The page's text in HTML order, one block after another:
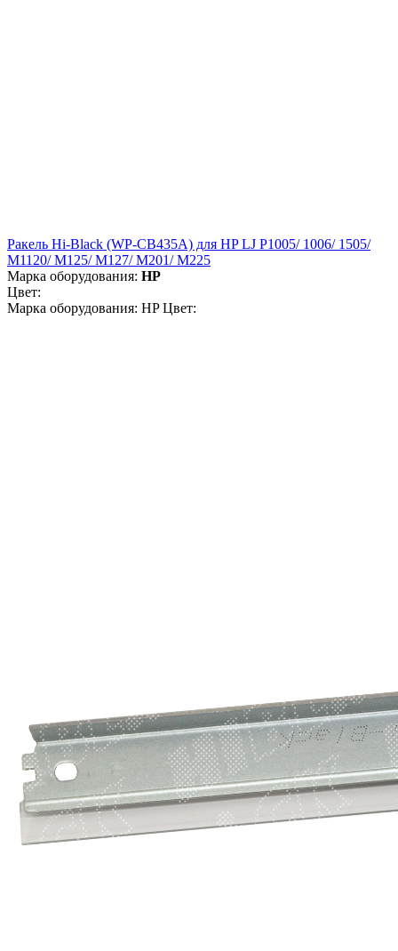
Ракель Hi-Black (WP-CB435A) для HP LJ P1005/ 1006/ 1505/
M1120/ M125/ M127/ M201/ M225
Марка оборудования: HP
Цвет:
Марка оборудования: HP Цвет: